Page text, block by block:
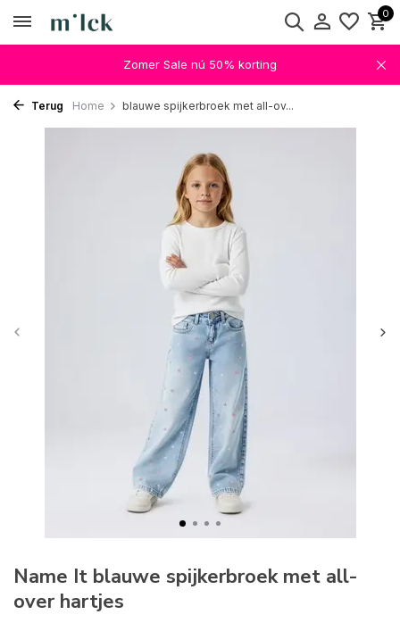
0
Zomer Sale nú 50% korting
Terug Home blauwe spijkerbroek met all-ov...
Name It blauwe spijkerbroek met all-
over hartjes